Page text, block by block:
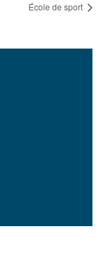
École de sport